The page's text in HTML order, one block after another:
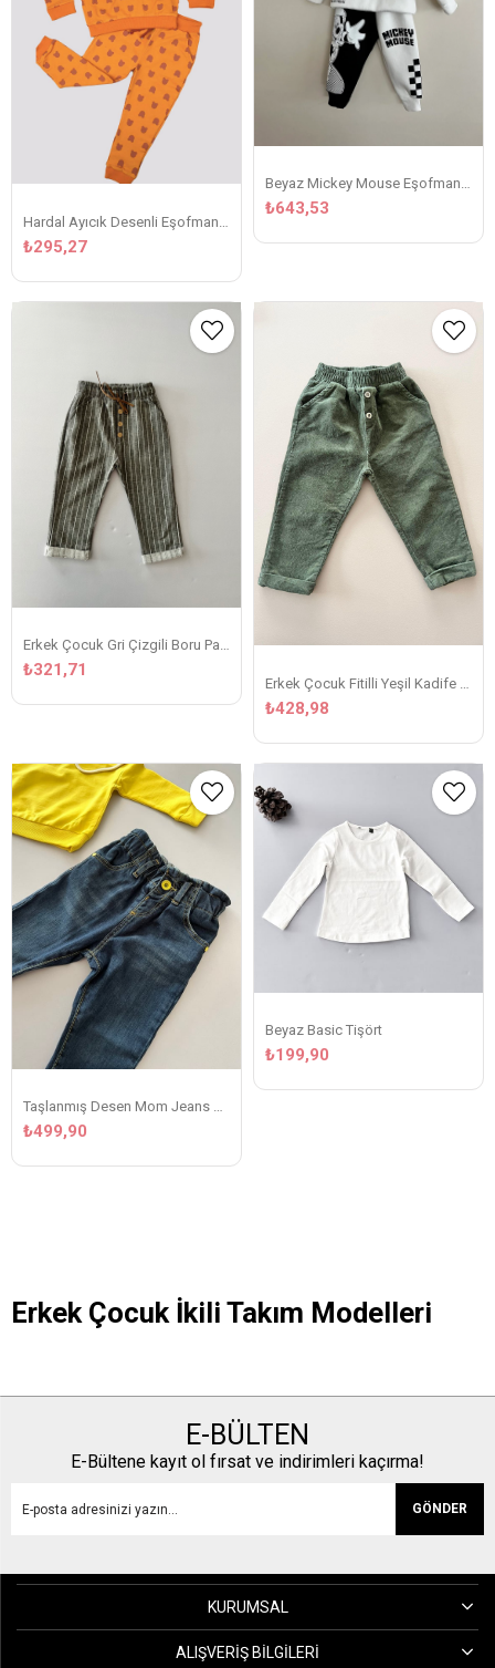
₺295,27
Beyaz Mickey Mouse Eşofman Takımı
₺643,53
Erkek Çocuk Gri Çizgili Boru Paça Pantolon
₺321,71
₺428,98
Taşlanmış Desen Mom Jeans Mavi Kot Pantolon
₺499,90
Beyaz Basic Tişört
₺199,90
Erkek Çocuk İkili Takım Modelleri
E-BÜLTEN
E-Bültene kayıt ol fırsat ve indirimleri kaçırma!
GÖNDER
KURUMSAL
ALIŞVERIŞ BILGILERI